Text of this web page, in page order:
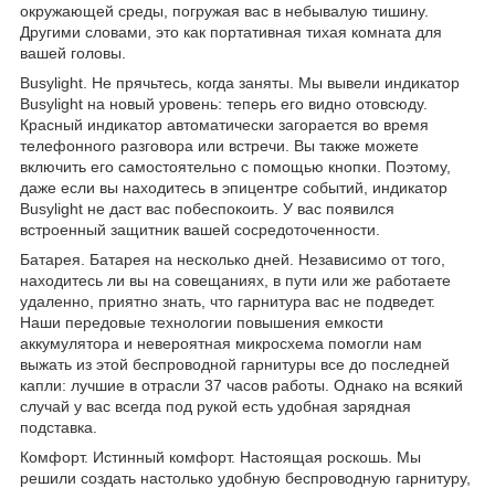
окружающей среды, погружая вас в небывалую тишину.
Другими словами, это как портативная тихая комната для
вашей головы.
Busylight. Не прячьтесь, когда заняты. Мы вывели индикатор
Busylight на новый уровень: теперь его видно отовсюду.
Красный индикатор автоматически загорается во время
телефонного разговора или встречи. Вы также можете
включить его самостоятельно с помощью кнопки. Поэтому,
даже если вы находитесь в эпицентре событий, индикатор
Busylight не даст вас побеспокоить. У вас появился
встроенный защитник вашей сосредоточенности.
Батарея. Батарея на несколько дней. Независимо от того,
находитесь ли вы на совещаниях, в пути или же работаете
удаленно, приятно знать, что гарнитура вас не подведет.
Наши передовые технологии повышения емкости
аккумулятора и невероятная микросхема помогли нам
выжать из этой беспроводной гарнитуры все до последней
капли: лучшие в отрасли 37 часов работы. Однако на всякий
случай у вас всегда под рукой есть удобная зарядная
подставка.
Комфорт. Истинный комфорт. Настоящая роскошь. Мы
решили создать настолько удобную беспроводную гарнитуру,